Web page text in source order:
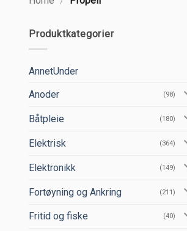
Produktkategorier
AnnetUnder
Anoder (98)
Båtpleie (180)
Elektrisk (364)
Elektronikk (149)
Fortøyning og Ankring (211)
Fritid og fiske (40)